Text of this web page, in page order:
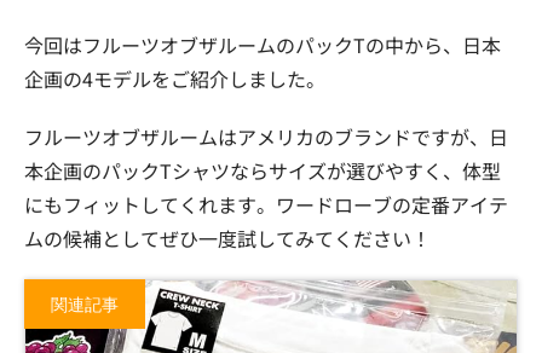
今回はフルーツオブザルームのパックTの中から、日本
企画の4モデルをご紹介しました。
フルーツオブザルームはアメリカのブランドですが、日
本企画のパックTシャツならサイズが選びやすく、体型
にもフィットしてくれます。ワードローブの定番アイテ
ムの候補としてぜひ一度試してみてください！